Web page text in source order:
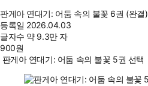
판게아 연대기: 어둠 속의 불꽃 6권 (완결)
등록일 2026.04.03
글자수 약 9.3만 자
900원
판게아 연대기: 어둠 속의 불꽃 5권 선택